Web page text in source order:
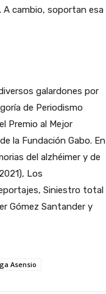
cambio, soportan esa
galardones por
de Periodismo
Premio al Mejor
la Fundación Gabo. En
del alzhéimer y de
Los
Siniestro total
Gómez Santander y
Asensio